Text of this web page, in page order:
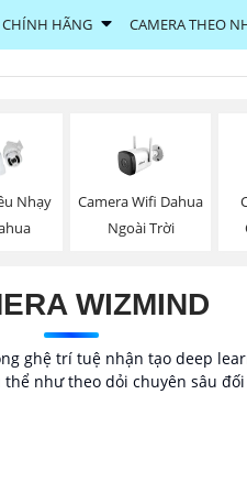
CHÍNH HÃNG CAMERA THEO
Nhạy
Camera Wifi Dahua
Ngoài Trời
WIZMIND
ghệ trí tuệ nhận tạo deep
như theo dỏi chuyên sâu